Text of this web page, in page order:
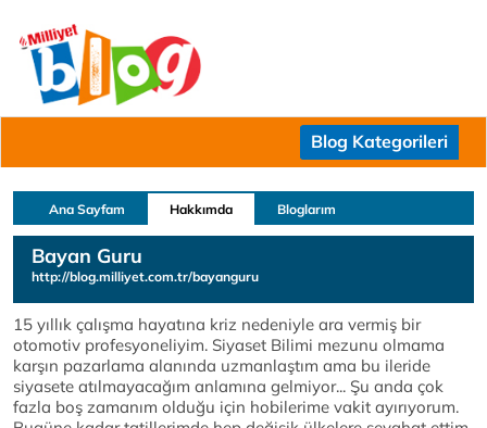
Blog Kategorileri
Ana Sayfam Hakkımda Bloglarım
Bayan Guru
http://blog.milliyet.com.tr/bayanguru
15 yıllık çalışma hayatına kriz nedeniyle ara vermiş bir
otomotiv profesyoneliyim. Siyaset Bilimi mezunu olmama
karşın pazarlama alanında uzmanlaştım ama bu ileride
siyasete atılmayacağım anlamına gelmiyor... Şu anda çok
fazla boş zamanım olduğu için hobilerime vakit ayırıyorum.